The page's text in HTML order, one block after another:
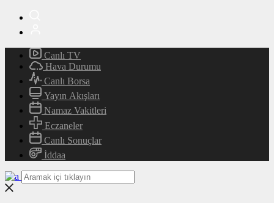
Canlı TV
Hava Durumu
Canlı Borsa
Yayın Akışları
Namaz Vakitleri
Eczaneler
Canlı Sonuçlar
İddaa